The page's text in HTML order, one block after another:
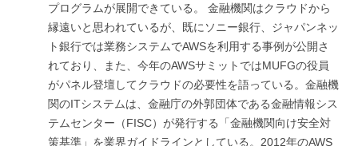
プログラムが展開できている。 金融機関はクラウドから
縁遠いと思われているが、既にソニー銀行、ジャパンネッ
ト銀行では業務システムでAWSを利用する事例が公開さ
れており、また、今年のAWSサミットではMUFGの役員
がパネル登壇してクラウドの必要性を語っている。金融機
関のITシステムは、金融庁の外郭団体である金融情報シス
テムセンター（FISC）が発行する「金融機関向け安全対
策基準」を業界ガイドラインとしている。2012年のAWS